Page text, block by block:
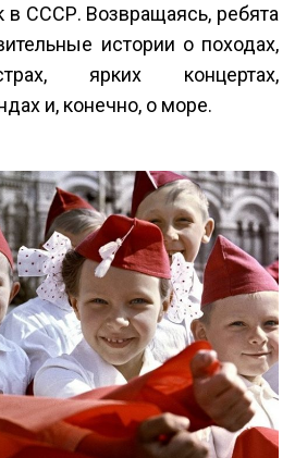
СССР. Возвращаясь, ребята
истории о походах,
ярких концертах,
и, конечно, о море.